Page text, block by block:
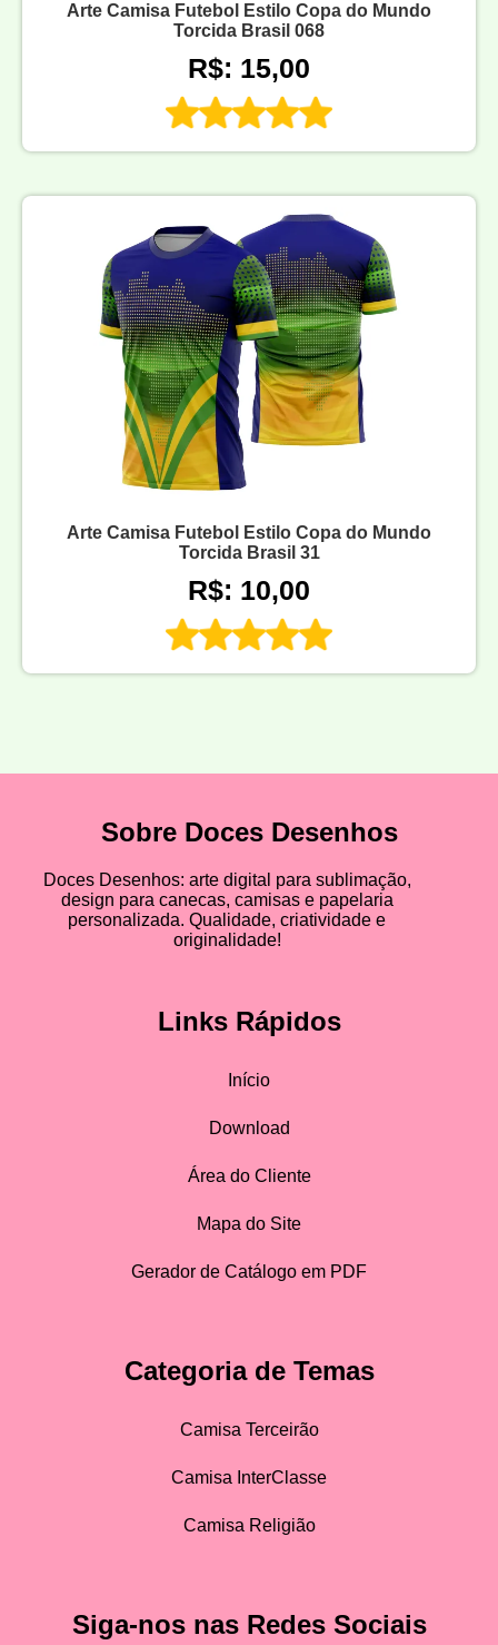
Arte Camisa Futebol Estilo Copa do Mundo
Torcida Brasil 068
R$: 15,00
Arte Camisa Futebol Estilo Copa do Mundo
Torcida Brasil 31
R$: 10,00
Sobre Doces Desenhos
Doces Desenhos: arte digital para sublimação,
design para canecas, camisas e papelaria
personalizada. Qualidade, criatividade e
originalidade!
Links Rápidos
Início
Download
Área do Cliente
Mapa do Site
Gerador de Catálogo em PDF
Categoria de Temas
Camisa Terceirão
Camisa InterClasse
Camisa Religião
Siga-nos nas Redes Sociais